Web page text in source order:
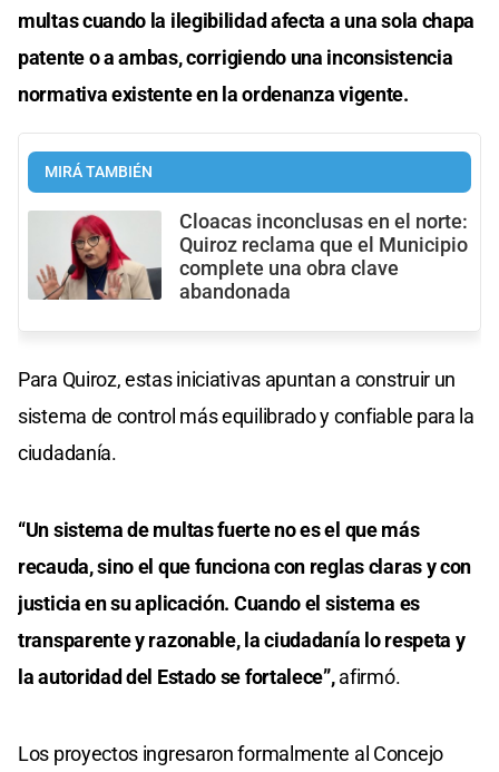
multas cuando la ilegibilidad afecta a una sola chapa
patente o a ambas, corrigiendo una inconsistencia
normativa existente en la ordenanza vigente.
MIRÁ TAMBIÉN
Cloacas inconclusas en el norte:
Quiroz reclama que el Municipio
complete una obra clave
abandonada
Para Quiroz, estas iniciativas apuntan a construir un
sistema de control más equilibrado y confiable para la
ciudadanía.
“Un sistema de multas fuerte no es el que más
recauda, sino el que funciona con reglas claras y con
justicia en su aplicación. Cuando el sistema es
transparente y razonable, la ciudadanía lo respeta y
la autoridad del Estado se fortalece”,afirmó.
Los proyectos ingresaron formalmente al Concejo